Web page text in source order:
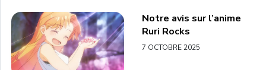
Notre avis sur l’anime
Ruri Rocks
7 OCTOBRE 2025